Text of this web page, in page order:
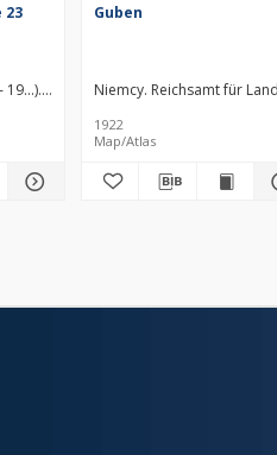
23
19...). Redaktor Straka, J. Redaktor
Guben
Niemcy. Reichsamt für
1922
Map/Atlas